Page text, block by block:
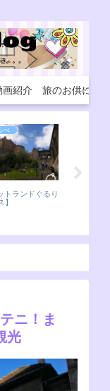
画紹介 旅のお供に
べ
トランドぐるり
】
ニ！ま
光